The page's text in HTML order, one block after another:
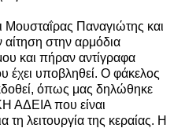
Παναγιώτης και
στην αρμόδια
και πήραν αντίγραφα
έχει υποβληθεί. Ο φάκελος
όπως μας δηλώθηκε
που είναι
λειτουργία της κεραίας. Η